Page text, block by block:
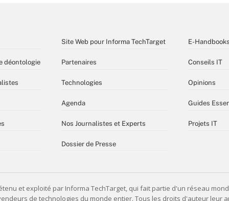
déontologie
Site Web pour Informa TechTarget
Partenaires
Technologies
Agenda
Nos Journalistes et Experts
Dossier de Presse
E-
Conseils IT
Opinions
Guides
Projets IT